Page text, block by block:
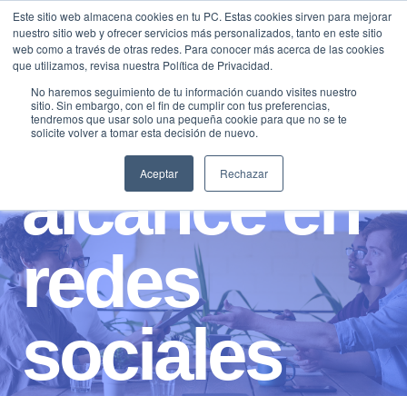
Este sitio web almacena cookies en tu PC. Estas cookies sirven para mejorar
nuestro sitio web y ofrecer servicios más personalizados, tanto en este sitio
web como a través de otras redes. Para conocer más acerca de las cookies
que utilizamos, revisa nuestra Política de Privacidad.
No haremos seguimiento de tu información cuando visites nuestro
sitio. Sin embargo, con el fin de cumplir con tus preferencias,
tendremos que usar solo una pequeña cookie para que no se te
solicite volver a tomar esta decisión de nuevo.
Aceptar Rechazar
Saltar
contenido
alcance en
redes
sociales
Traducir »